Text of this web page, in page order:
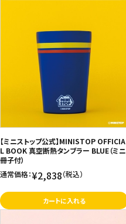
【ミニストップ公式】MINISTOP OFFICIA
L BOOK 真空断熱タンブラー BLUE（ミニ
冊子付）
通常価格：¥2,838（税込）
カートに入れる